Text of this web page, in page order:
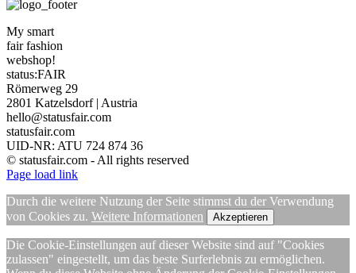
My smart
fair fashion
webshop!
status:FAIR
Römerweg 29
2801 Katzelsdorf | Austria
hello@statusfair.com
statusfair.com
UID-NR: ATU 724 874 36
© statusfair.com - All rights reserved
Page load link
Durch die weitere Nutzung der Seite stimmst du der Verwendung
von Cookies zu. Weitere Informationen Akzeptieren
Die Cookie-Einstellungen auf dieser Website sind auf "Cookies
zulassen" eingestellt, um das beste Surferlebnis zu ermöglichen.